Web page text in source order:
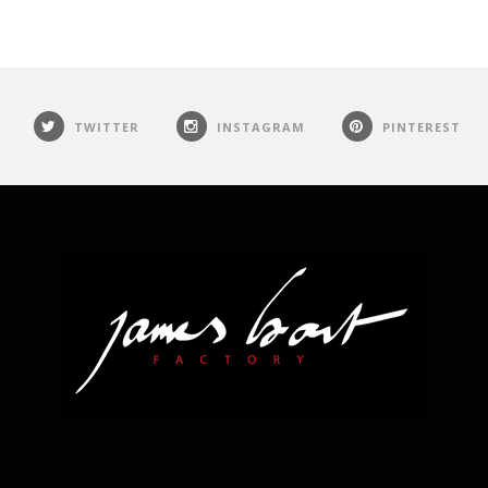
TWITTER INSTAGRAM PINTEREST